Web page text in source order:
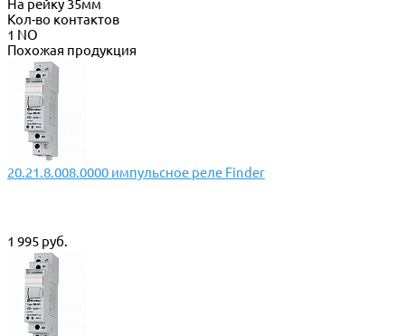
На рейку 35мм
Кол-во контактов
1 NO
Похожая продукция
20.21.8.008.0000 импульсное реле Finder
1 995 руб.